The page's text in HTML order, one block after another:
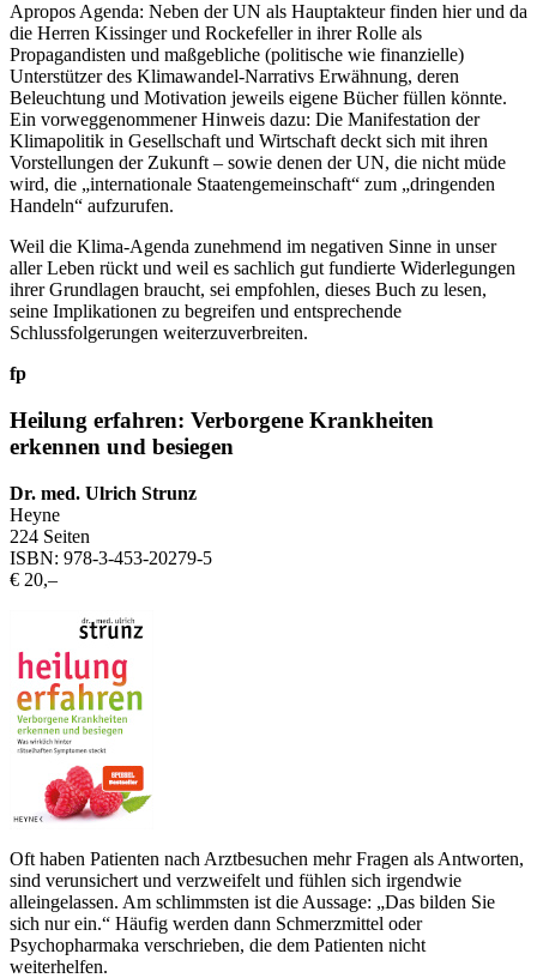
Apropos Agenda: Neben der UN als Hauptakteur finden hier und da
die Herren Kissinger und Rockefeller in ihrer Rolle als
Propagandisten und maßgebliche (politische wie finanzielle)
Unterstützer des Klimawandel-Narrativs Erwähnung, deren
Beleuchtung und Motivation jeweils eigene Bücher füllen könnte.
Ein vorweggenommener Hinweis dazu: Die Manifestation der
Klimapolitik in Gesellschaft und Wirtschaft deckt sich mit ihren
Vorstellungen der Zukunft – sowie denen der UN, die nicht müde
wird, die „internationale Staatengemeinschaft“ zum „dringenden
Handeln“ aufzurufen.
Weil die Klima-Agenda zunehmend im negativen Sinne in unser
aller Leben rückt und weil es sachlich gut fundierte Widerlegungen
ihrer Grundlagen braucht, sei empfohlen, dieses Buch zu lesen,
seine Implikationen zu begreifen und entsprechende
Schlussfolgerungen weiterzuverbreiten.
fp
Heilung erfahren: Verborgene Krankheiten
erkennen und besiegen
Dr. med. Ulrich Strunz
Heyne
224 Seiten
ISBN: 978-3-453-20279-5
€ 20,–
Oft haben Patienten nach Arztbesuchen mehr Fragen als Antworten,
sind verunsichert und verzweifelt und fühlen sich irgendwie
alleingelassen. Am schlimmsten ist die Aussage: „Das bilden Sie
sich nur ein.“ Häufig werden dann Schmerzmittel oder
Psychopharmaka verschrieben, die dem Patienten nicht
weiterhelfen.